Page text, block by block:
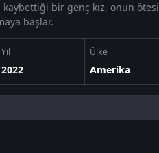
kaybettiği bir genç kız, onun ötesi
başlar.
Yıl
2022
Ülke
Amerika